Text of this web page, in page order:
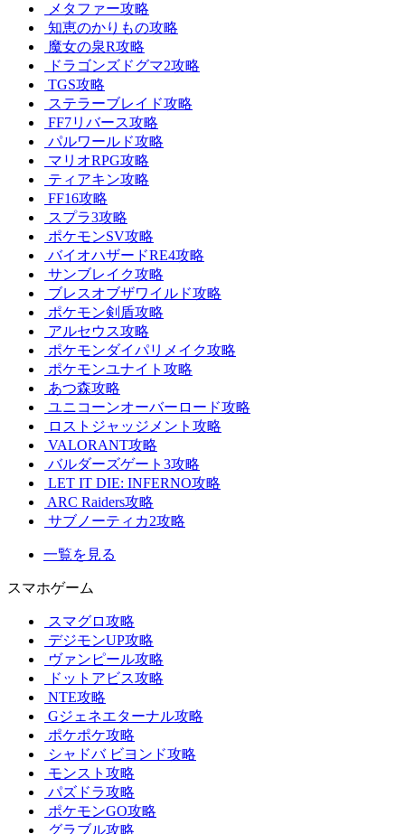
メタファー攻略
知恵のかりもの攻略
魔女の泉R攻略
ドラゴンズドグマ2攻略
TGS攻略
ステラーブレイド攻略
FF7リバース攻略
パルワールド攻略
マリオRPG攻略
ティアキン攻略
FF16攻略
スプラ3攻略
ポケモンSV攻略
バイオハザードRE4攻略
サンブレイク攻略
ブレスオブザワイルド攻略
ポケモン剣盾攻略
アルセウス攻略
ポケモンダイパリメイク攻略
ポケモンユナイト攻略
あつ森攻略
ユニコーンオーバーロード攻略
ロストジャッジメント攻略
VALORANT攻略
バルダーズゲート3攻略
LET IT DIE: INFERNO攻略
ARC Raiders攻略
サブノーティカ2攻略
一覧を見る
スマホゲーム
スマグロ攻略
デジモンUP攻略
ヴァンピール攻略
ドットアビス攻略
NTE攻略
Gジェネエターナル攻略
ポケポケ攻略
シャドバ ビヨンド攻略
モンスト攻略
パズドラ攻略
ポケモンGO攻略
グラブル攻略